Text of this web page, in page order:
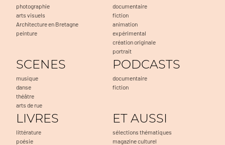
photographie
arts visuels
Architecture en Bretagne
peinture
documentaire
fiction
animation
expérimental
création originale
portrait
SCENES
musique
danse
théâtre
arts de rue
PODCASTS
documentaire
fiction
LIVRES
littérature
poésie
ET AUSSI
sélections thématiques
magazine culturel